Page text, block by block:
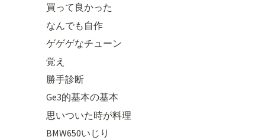
買って良かった
なんでも自作
ゲゲゲなチューン
覚え
勝手診断
Ge3的基本の基本
思いついた時が料理
BMW650いじり